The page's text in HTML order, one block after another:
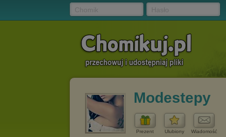
Modestepy
Prezent Ulubiony Wiadomość